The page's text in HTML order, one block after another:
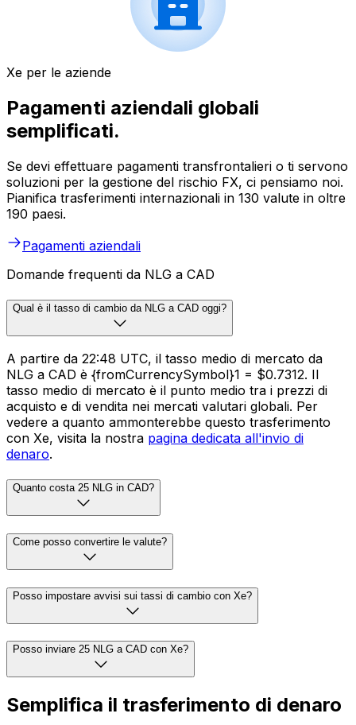
Xe per le aziende
Pagamenti aziendali globali
semplificati.
Se devi effettuare pagamenti transfrontalieri o ti servono
soluzioni per la gestione del rischio FX, ci pensiamo noi.
Pianifica trasferimenti internazionali in 130 valute in oltre
190 paesi.
Pagamenti aziendali
Domande frequenti da NLG a CAD
Qual è il tasso di cambio da NLG a CAD oggi?
A partire da 22:48 UTC, il tasso medio di mercato da
NLG a CAD è {fromCurrencySymbol}1 = $0.7312. Il
tasso medio di mercato è il punto medio tra i prezzi di
acquisto e di vendita nei mercati valutari globali. Per
vedere a quanto ammonterebbe questo trasferimento
con Xe, visita la nostra pagina dedicata all'invio di
denaro.
Quanto costa 25 NLG in CAD?
Come posso convertire le valute?
Posso impostare avvisi sui tassi di cambio con Xe?
Posso inviare 25 NLG a CAD con Xe?
Semplifica il trasferimento di denaro